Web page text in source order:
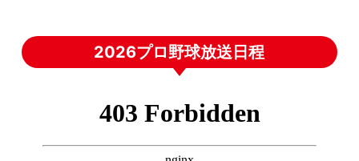
2026プロ野球放送日程